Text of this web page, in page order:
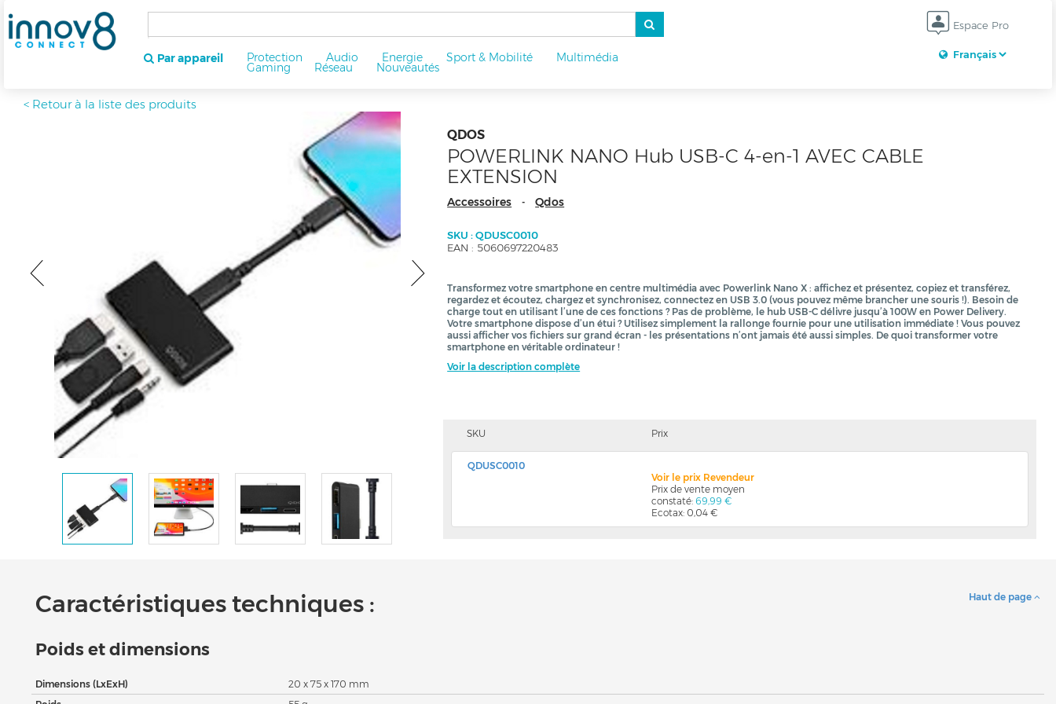
Espace Pro
Par appareil Protection Audio Energie Sport & Mobilité Multimédia
Gaming Réseau Nouveautés
< Retour à la liste des produits
QDOS
POWERLINK NANO Hub USB-C 4-en-1 AVEC CABLE
EXTENSION
Accessoires - Qdos
SKU : QDUSC0010
EAN : 5060697220483
Transformez votre smartphone en centre multimédia avec Powerlink Nano X : affichez et présentez, copiez et transférez,
regardez et écoutez, chargez et synchronisez, connectez en USB 3.0 (vous pouvez même brancher une souris !). Besoin de
charge tout en utilisant l’une de ces fonctions ? Pas de problème, le hub USB-C délivre jusqu’à 100W en Power Delivery.
Votre smartphone dispose d’un étui ? Utilisez simplement la rallonge fournie pour une utilisation immédiate ! Vous pouvez
aussi afficher vos fichiers sur grand écran - les présentations n’ont jamais été aussi simples. De quoi transformer votre
smartphone en véritable ordinateur !
Voir la description complète
SKU Prix
QDUSC0010
Voir le prix Revendeur
Prix de vente moyen
constaté:69,99 €
Ecotax: 0,04 €
Haut de page
Caractéristiques techniques :
Poids et dimensions
Dimensions (LxExH)
20 x 75 x 170 mm